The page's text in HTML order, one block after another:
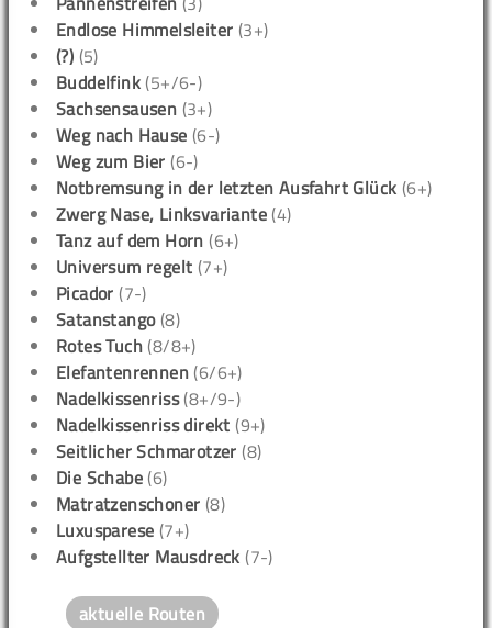
Endlose Himmelsleiter (3+)
(?) (5)
Buddelfink (5+/6-)
Sachsensausen (3+)
Weg nach Hause (6-)
Weg zum Bier (6-)
Notbremsung in der letzten Ausfahrt Glück (6+)
Zwerg Nase, Linksvariante (4)
Tanz auf dem Horn (6+)
Universum regelt (7+)
Picador (7-)
Satanstango(8)
Rotes Tuch (8/8+)
Elefantenrennen (6/6+)
Nadelkissenriss(8+/9-)
Nadelkissenriss direkt (9+)
Seitlicher Schmarotzer (8)
Die Schabe (6)
Matratzenschoner (8)
Luxusparese (7+)
Aufgstellter Mausdreck (7-)
aktuelle Routen